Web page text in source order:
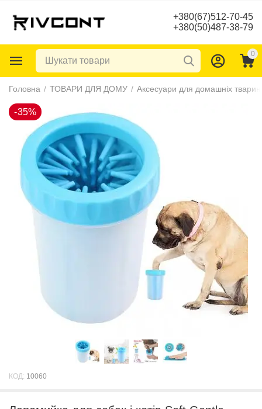
+380(67)512-70-45
+380(50)487-38-79
0
Головна / ТОВАРИ ДЛЯ ДОМУ / Аксесуари для домашніх тварин
КОД: 10060